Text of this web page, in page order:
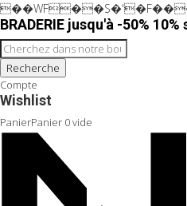
BRADERIE jusqu'à -50%
Recherche
Compte
Wishlist
PanierPanier 0vide